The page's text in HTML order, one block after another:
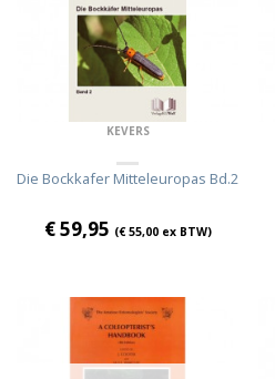
KEVERS
Die Bockkafer Mitteleuropas Bd.2
€59,95 (€55,00ex BTW)